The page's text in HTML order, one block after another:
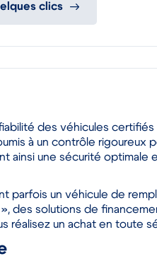
clics
des véhicules certifiés
à un contrôle rigoureux
ainsi une sécurité optimale
parfois un véhicule de
des solutions de
réalisez un achat en toute